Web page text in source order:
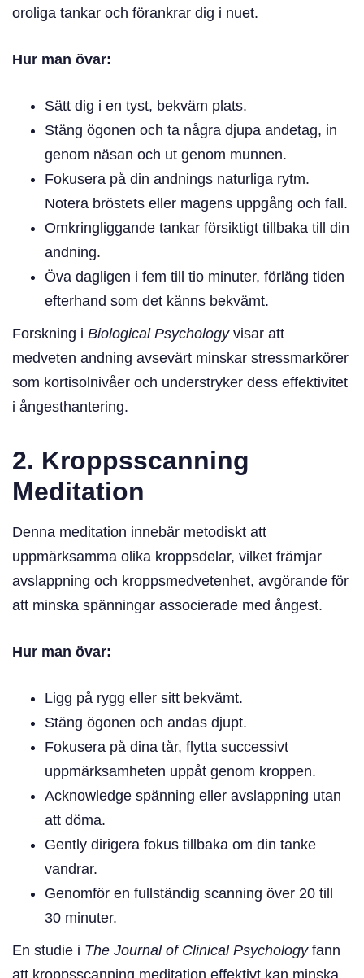
oroliga tankar och förankrar dig i nuet.
Hur man övar:
Sätt dig i en tyst, bekväm plats.
Stäng ögonen och ta några djupa andetag, in
genom näsan och ut genom munnen.
Fokusera på din andnings naturliga rytm.
Notera bröstets eller magens uppgång och fall.
Omkringliggande tankar försiktigt tillbaka till din
andning.
Öva dagligen i fem till tio minuter, förläng tiden
efterhand som det känns bekvämt.
Forskning i Biological Psychologyvisar att
medveten andning avsevärt minskar stressmarkörer
som kortisolnivåer och understryker dess effektivitet
i ångesthantering.
2. Kroppsscanning
Meditation
Denna meditation innebär metodiskt att
uppmärksamma olika kroppsdelar, vilket främjar
avslappning och kroppsmedvetenhet, avgörande för
att minska spänningar associerade med ångest.
Hur man övar:
Ligg på rygg eller sitt bekvämt.
Stäng ögonen och andas djupt.
Fokusera på dina tår, flytta successivt
uppmärksamheten uppåt genom kroppen.
Acknowledge spänning eller avslappning utan
att döma.
Gently dirigera fokus tillbaka om din tanke
vandrar.
Genomför en fullständig scanning över 20 till
30 minuter.
En studie i The Journal of Clinical Psychologyfann
att kroppsscanning meditation effektivt kan minska